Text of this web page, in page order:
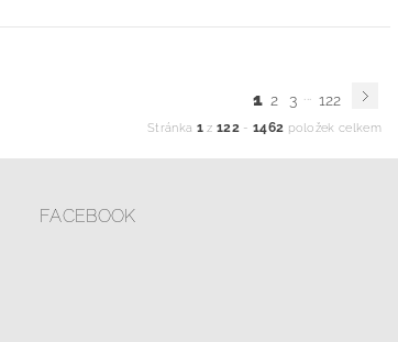
1 2 3 ... 122
Stránka 1 z 122- 1462 položek celkem
FACEBOOK